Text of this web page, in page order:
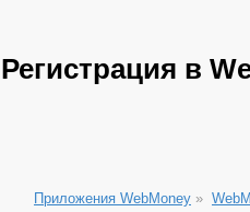
Регистрация в
Приложения WebMoney »